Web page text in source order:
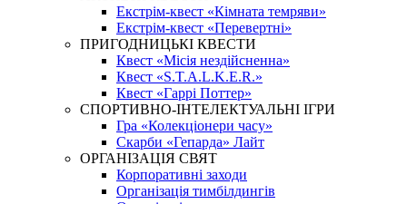
Екстрім-квест «Кімната темряви»
Екстрім-квест «Перевертні»
ПРИГОДНИЦЬКІ КВЕСТИ
Квест «Місія нездійсненна»
Квест «S.T.A.L.K.E.R.»
Квест «Гаррі Поттер»
СПОРТИВНО-ІНТЕЛЕКТУАЛЬНІ ІГРИ
Гра «Колекціонери часу»
Скарби «Гепарда» Лайт
ОРГАНІЗАЦІЯ СВЯТ
Корпоративні заходи
Організація тимбілдингів